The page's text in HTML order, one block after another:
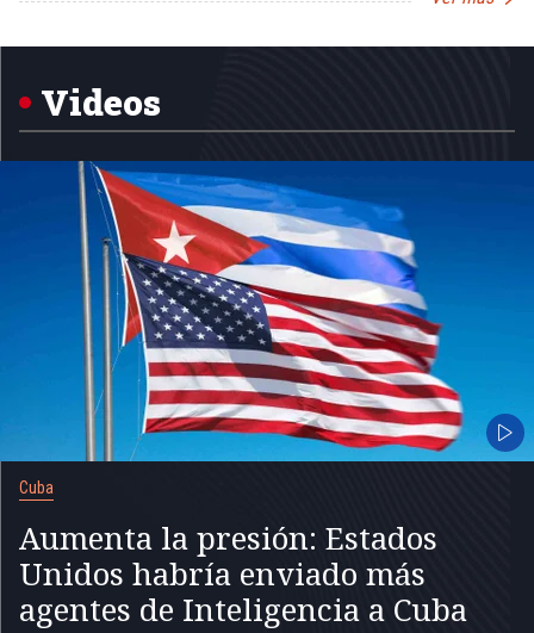
1
Videos
Cuba
Aumenta la presión: Estados
Unidos habría enviado más
agentes de Inteligencia a Cuba